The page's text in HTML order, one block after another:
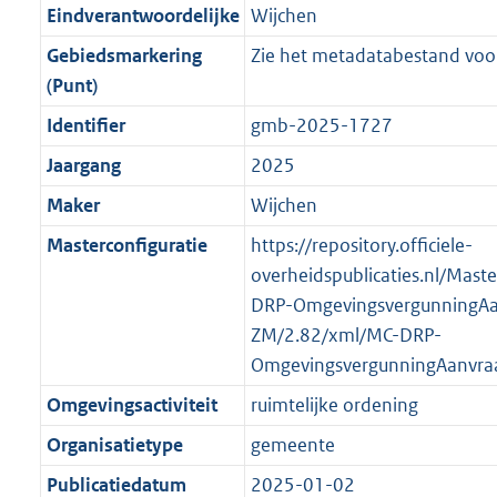
f
o
m
a
a
t
b
n
f
r
m
a
a
t
K
i
n
o
r
m
a
a
t
b
e
i
f
o
r
m
a
a
5
o
o
t
e
:
2
K
b
r
o
t
t
e
:
2
K
b
Eindverantwoordelijke Wijchen
Gebiedsmarkering
(Punt)
Zie het metadatabestand
Identifier
gmb-2025-1727
Jaargang
2025
Maker
Wijchen
Masterconfiguratie
https://repository.officiele-
overheidspublicaties.nl/
DRP-
ZM/2.82/xml/MC-DRP-
Omgevingsactiviteit
ruimtelijke ordening
Organisatietype
gemeente
Publicatiedatum
2025-01-02